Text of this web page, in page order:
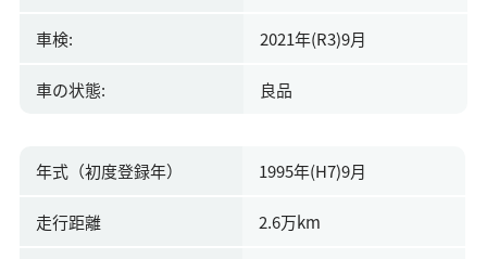
車検: 2021年(R3)9月
車の状態: 良品
年式（初度登録年） 1995年(H7)9月
走行距離 2.6万km